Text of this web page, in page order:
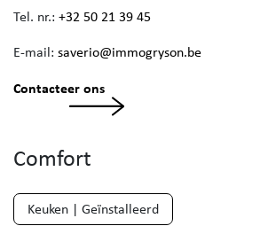
Tel. nr.: +32 50 21 39 45
E-mail: saverio@immogryson.be
Contacteer ons
Comfort
Keuken | Geïnstalleerd